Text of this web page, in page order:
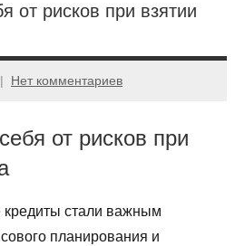
от рисков при взятии
Нет комментариев
от рисков при
стали важным
планирования и